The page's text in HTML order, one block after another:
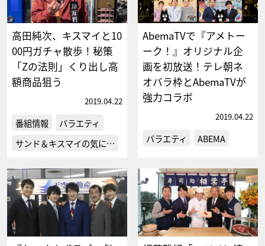
高田純次、キスマイと10
00円ガチャ散歩！秘策
「Zの法則」くり出し高
額商品狙う
2019.04.22
番組情報
バラエティ
サンド＆キスマイの気に…
AbemaTVで『アメトー
ーク！』オリジナル企
画を初放送！テレ朝ネ
オバラ枠とAbemaTVが
強力コラボ
2019.04.22
バラエティ ABEMA